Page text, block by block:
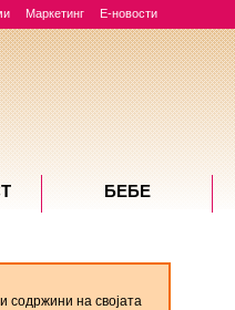
Маркетинг Е-новости
содржини на својата
БЕБЕ